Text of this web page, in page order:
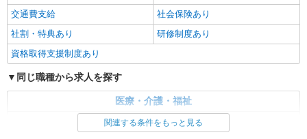
時給1500円〜2125円 ＜日払い有/週払い有/交
通費全支給(ガソリン代含む)＞
キープ 詳細を見る
NEW
夕方までのデイサービス☆車の運転できる方
交通費支給
社会保険あり
社割・特典あり
研修制度あり
資格取得支援制度あり
同じ職種から求人を探す
医療・介護・福祉
関連する条件をもっと見る